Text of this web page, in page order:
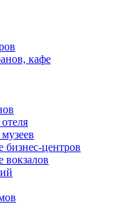
кафе
бизнес-центров
вокзалов